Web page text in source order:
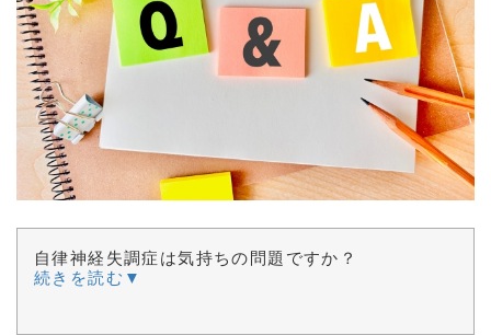
自律神経失調症は気持ちの問題ですか？
続きを読む▼